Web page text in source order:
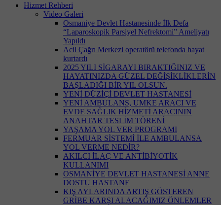
Hizmet Rehberi
Video Galeri
Osmaniye Devlet Hastanesinde İlk Defa
“Laparoskopik Parsiyel Nefrektomi” Ameliyatı
Yapıldı
Acil Çağrı Merkezi operatörü telefonda hayat
kurtardı
2025 YILI SİGARAYI BIRAKTIĞINIZ VE
HAYATINIZDA GÜZEL DEĞİŞİKLİKLERİN
BAŞLADIĞI BİR YIL OLSUN.
YENİ DÜZİÇİ DEVLET HASTANESİ
YENİ AMBULANS, UMKE ARACI VE
EVDE SAĞLIK HİZMETİ ARACININ
ANAHTAR TESLİM TÖRENİ
YAŞAMA YOL VER PROGRAMI
FERMUAR SİSTEMİ İLE AMBULANSA
YOL VERME NEDİR?
AKILCI İLAÇ VE ANTİBİYOTİK
KULLANIMI
OSMANİYE DEVLET HASTANESİ ANNE
DOSTU HASTANE
KIŞ AYLARINDA ARTIŞ GÖSTEREN
GRİBE KARŞI ALACAĞIMIZ ÖNLEMLER